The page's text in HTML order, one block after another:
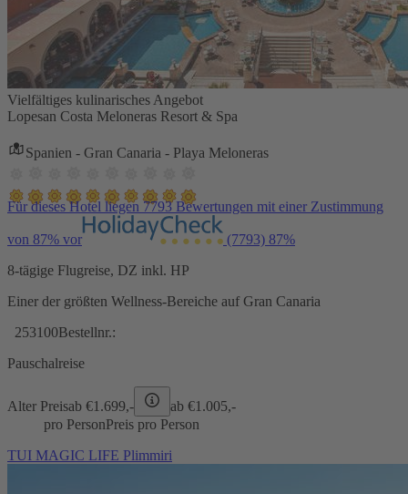
Vielfältiges kulinarisches Angebot
Lopesan Costa Meloneras Resort & Spa
Spanien - Gran Canaria - Playa Meloneras
Für dieses Hotel liegen 7793 Bewertungen mit einer Zustimmung
von 87% vor (7793) 87%
8-tägige Flugreise, DZ inkl. HP
Einer der größten Wellness-Bereiche auf Gran Canaria
253100Bestellnr.:
Pauschalreise
Alter Preisab €1.699,- ab €1.005,-
pro PersonPreis pro Person
TUI MAGIC LIFE Plimmiri